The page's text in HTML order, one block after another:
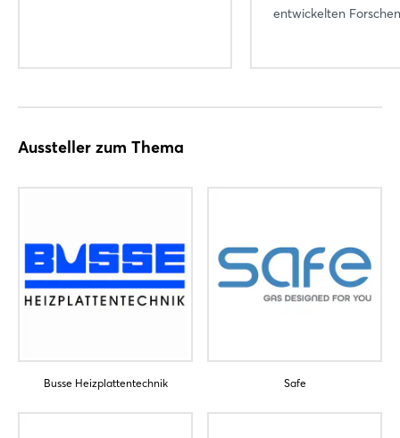
entwickelten
Aussteller zum Thema
Busse Heizplattentechnik Safe